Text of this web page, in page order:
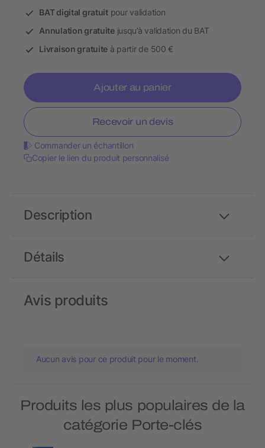
BAT digital gratuitpour validation
Annulation gratuitejusqu’à validation du BAT
Livraison gratuite à partir de 500 €
Ajouter au panier
Recevoir un devis
Commander un échantillon
Copier le lien du produit personnalisé
Détails
Description
Avis produits
Aucun avis pour ce produit pour le moment.
Produits les plus populaires de la
catégorie Porte-clés